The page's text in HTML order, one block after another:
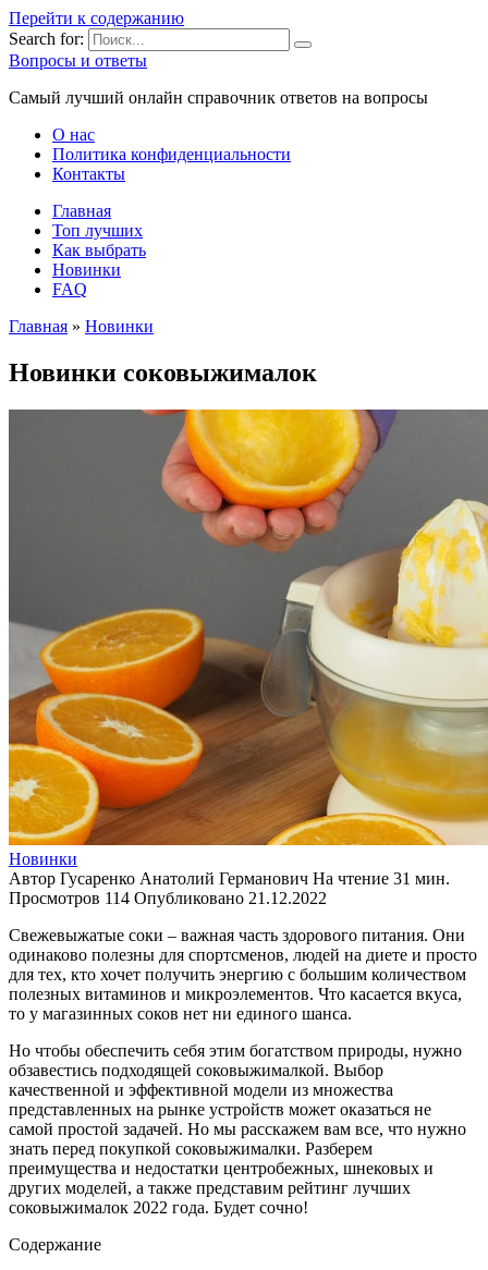
Перейти к содержанию
Search for:
Вопросы и ответы
Самый лучший онлайн справочник ответов на вопросы
О нас
Политика конфиденциальности
Контакты
Главная
Топ лучших
Как выбрать
Новинки
FAQ
Главная » Новинки
Новинки соковыжималок
Новинки
Автор Гусаренко Анатолий Германович На чтение 31 мин.
Просмотров 114 Опубликовано 21.12.2022
Свежевыжатые соки – важная часть здорового питания. Они
одинаково полезны для спортсменов, людей на диете и просто
для тех, кто хочет получить энергию с большим количеством
полезных витаминов и микроэлементов. Что касается вкуса,
то у магазинных соков нет ни единого шанса.
Но чтобы обеспечить себя этим богатством природы, нужно
обзавестись подходящей соковыжималкой. Выбор
качественной и эффективной модели из множества
представленных на рынке устройств может оказаться не
самой простой задачей. Но мы расскажем вам все, что нужно
знать перед покупкой соковыжималки. Разберем
преимущества и недостатки центробежных, шнековых и
других моделей, а также представим рейтинг лучших
соковыжималок 2022 года. Будет сочно!
Содержание